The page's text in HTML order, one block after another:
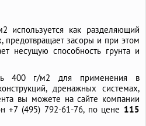
используется как разделяющий
предотвращает засоры и при этом
несущую способность грунта и
400 г/м2 для применения в
дренажных системах,
вы можете на сайте компании
+7 (495) 792-61-76, по цене 115